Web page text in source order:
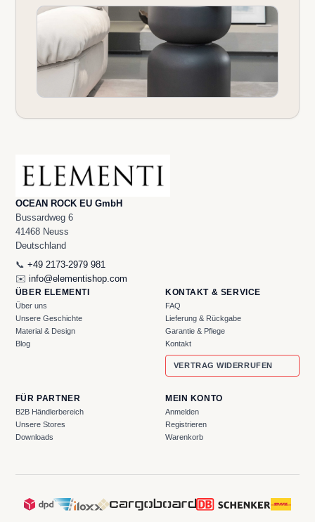
OCEAN ROCK EU GmbH
Bussardweg 6
41468 Neuss
Deutschland
📞 +49 2173-2979 981
✉️ info@elementishop.com
ÜBER ELEMENTI
Über uns
Unsere Geschichte
Material & Design
Blog
KONTAKT & SERVICE
FAQ
Lieferung & Rückgabe
Garantie & Pflege
Kontakt
VERTRAG WIDERRUFEN
FÜR PARTNER
B2B Händlerbereich
Unsere Stores
Downloads
MEIN KONTO
Anmelden
Registrieren
Warenkorb